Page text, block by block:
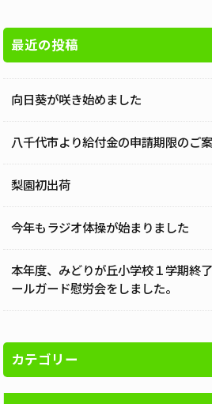
最近の投稿
向日葵が咲き始めました
八千代市より給付金の申請期限のご
梨園初出荷
今年もラジオ体操が始まりました
本年度、みどりが丘小学校１学期終
ールガード慰労会をしました。
カテゴリー